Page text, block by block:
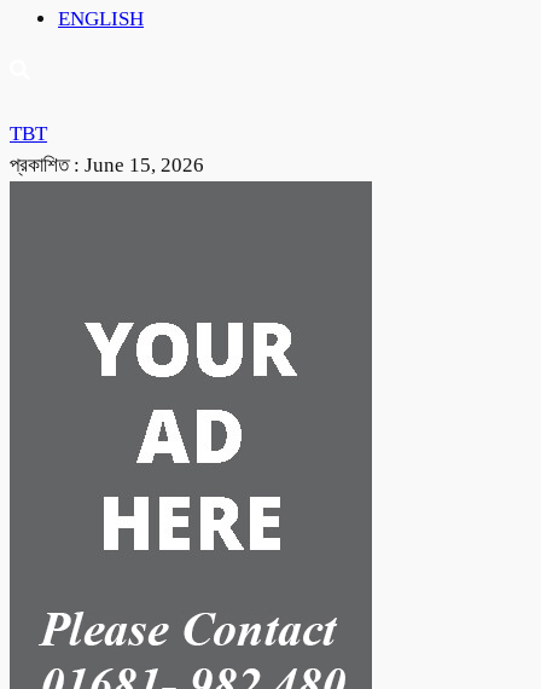
ENGLISH
TBT
প্রকাশিত : June 15, 2026